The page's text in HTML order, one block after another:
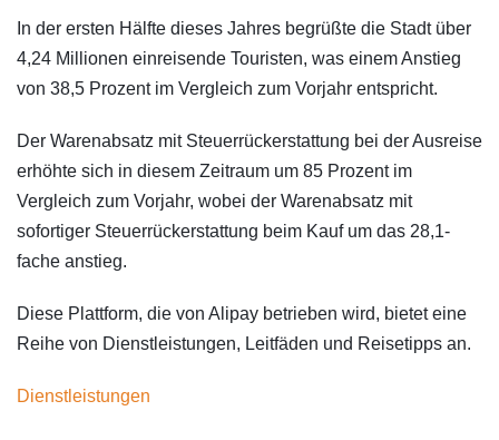
In der ersten Hälfte dieses Jahres begrüßte die Stadt über
4,24 Millionen einreisende Touristen, was einem Anstieg
von 38,5 Prozent im Vergleich zum Vorjahr entspricht.
Der Warenabsatz mit Steuerrückerstattung bei der Ausreise
erhöhte sich in diesem Zeitraum um 85 Prozent im
Vergleich zum Vorjahr, wobei der Warenabsatz mit
sofortiger Steuerrückerstattung beim Kauf um das 28,1-
fache anstieg.
Diese Plattform, die von Alipay betrieben wird, bietet eine
Reihe von Dienstleistungen, Leitfäden und Reisetipps an.
Dienstleistungen